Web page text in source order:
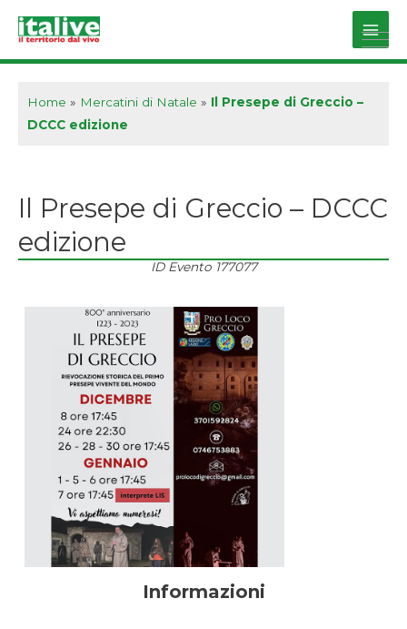
Main
Home » Mercatini di Natale » Il Presepe di Greccio –
DCCC edizione
Il Presepe di Greccio – DCCC
edizione
ID Evento 177077
Informazioni